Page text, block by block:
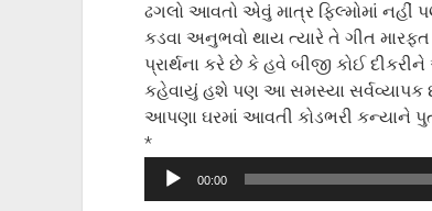
ઢગલો આવતો એવું માત્ર ફિલ્મોમાં નહીં
કડવા અનુભવો થાય ત્યારે તે ગીત મારફત
પ્રાર્થના કરે છે કે હવે બીજી કોઈ
કહેવાયું હશે પણ આ સમસ્યા
આપણા ઘરમાં આવતી કોડભરી કન્યાને
*
Audio
00:00